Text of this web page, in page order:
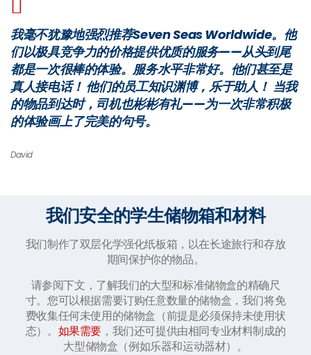
我毫不犹豫地强烈推荐Seven Seas Worldwide。他
们以极具竞争力的价格提供优质的服务——从头到尾
都是一次很棒的体验。服务水平非常好。他们甚至是
真人接电话！ 他们的员工知识渊博，乐于助人！ 当我
的物品到达时，司机也彬彬有礼——为一次非常积极
的体验画上了完美的句号。
David
我们安全的学生储物箱和材料
我们制作了双层化学强化纸板箱，以在长途旅行和存放
期间保护你的物品。
请参阅下文，了解我们的大型和标准储物盒的精确尺
寸。您可以根据需要订购任意数量的储物盒，我们将免
费收集任何未使用的储物盒（前提是必须保持未使用状
态）。 如果需要 ，我们还可提供由相同专业材料制成的
大型储物盒（例如乐器和运动器材）。